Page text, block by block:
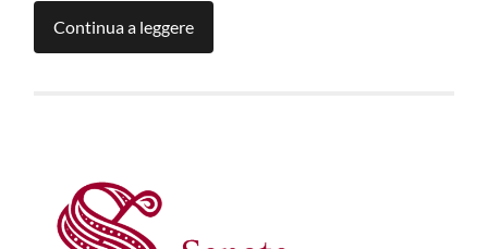
Continua a leggere